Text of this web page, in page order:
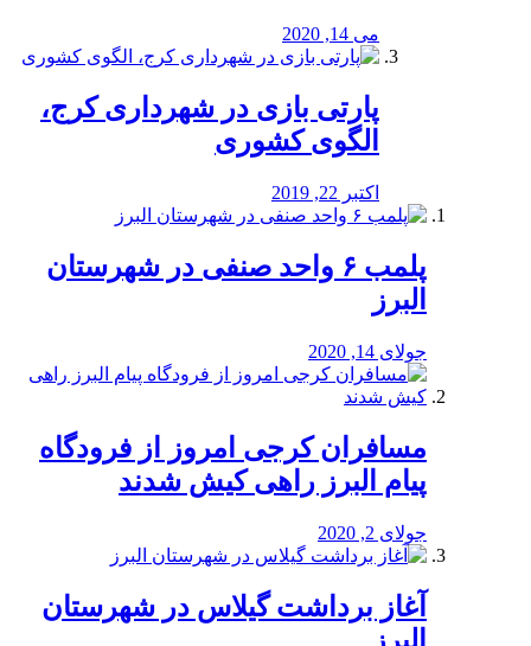
می 14, 2020
پارتی بازی در شهرداری کرج،
الگوی کشوری
اکتبر 22, 2019
پلمب ۶ واحد صنفی در شهرستان
البرز
جولای 14, 2020
مسافران کرجی امروز از فرودگاه
پیام البرز راهی کیش شدند
جولای 2, 2020
آغاز برداشت گیلاس در شهرستان
البرز